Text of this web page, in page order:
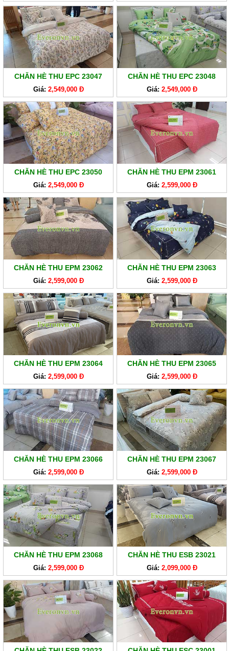
PHẨM
HÀNG
LẺ
SẢN
PHẨM
KHÁC
CHĂN HÈ THU EPC 23047
Giá: 2,549,000 Đ
CHĂN HÈ THU EPC 23048
Giá: 2,549,000 Đ
CHĂN HÈ THU EPC 23050
Giá: 2,549,000 Đ
CHĂN HÈ THU EPM 23061
Giá: 2,599,000 Đ
CHĂN HÈ THU EPM 23062
Giá: 2,599,000 Đ
CHĂN HÈ THU EPM 23063
Giá: 2,599,000 Đ
CHĂN HÈ THU EPM 23064
Giá: 2,599,000 Đ
CHĂN HÈ THU EPM 23065
Giá: 2,599,000 Đ
CHĂN HÈ THU EPM 23066
Giá: 2,599,000 Đ
CHĂN HÈ THU EPM 23067
Giá: 2,599,000 Đ
CHĂN HÈ THU EPM 23068
Giá: 2,599,000 Đ
CHĂN HÈ THU ESB 23021
Giá: 2,099,000 Đ